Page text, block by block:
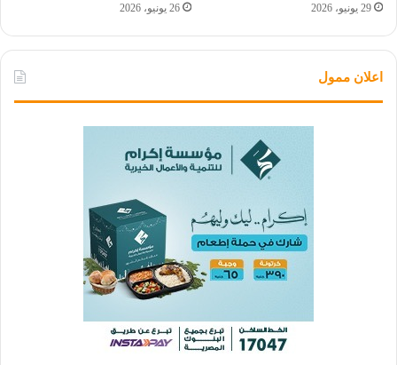
29 يونيو، 2026 26 يونيو، 2026
اعلان ممول